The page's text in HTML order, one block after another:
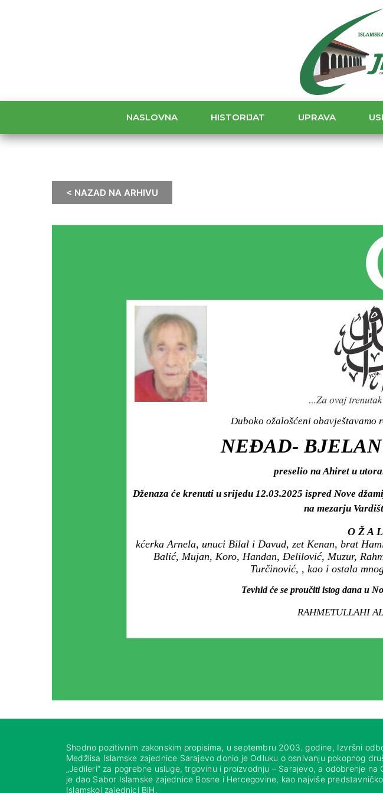
NASLOVNA HISTORIJAT UPRAVA
< NAZAD NA ARHIVU
Duboko ožalošćeni
NEĐAD-
preselio na Ahiret u
Dženaza će krenuti u srijedu 12.03.2025 ispred Nove
na mezarju
O Ž A
kćerka Arnela, unuci Bilal i Davud, zet Kenan, brat
Balić, Mujan, Koro, Handan, Đelilović, Muzur,
Turčinović, , kao i ostala
Tevhid će se proučiti istog dana u
RAHMETULLAHI
Shodno pozitivnim zakonskim propisima, u septembru 2003. godine, Izvršni
Medžlisa Islamske zajednice Sarajevo donio je Odluku o osnivanju pokopnog
„Jedileri“ za pogrebne usluge, trgovinu i proizvodnju – Sarajevo, a odobrenje na
je dao Sabor Islamske zajednice Bosne i Hercegovine, kao najviše
Islamskoj zajednici BiH.